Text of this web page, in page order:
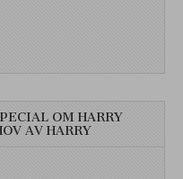
OM HARRY
AV HARRY